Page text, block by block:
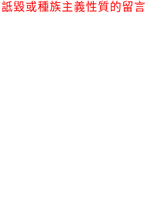
毀或種族主義性質的留言